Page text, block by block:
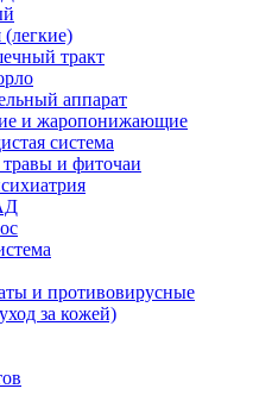
тракт
аппарат
и жаропонижающие
система
и фиточаи
и противовирусные
за кожей)